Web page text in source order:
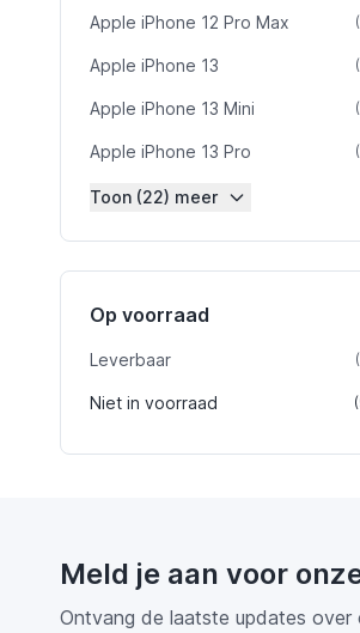
Apple iPhone 12 Pro Max
Apple iPhone 13
Apple iPhone 13 Mini
Apple iPhone 13 Pro
Toon (22) meer
Op voorraad
Leverbaar
Niet in voorraad
Meld je aan voor
Ontvang de laatste updates